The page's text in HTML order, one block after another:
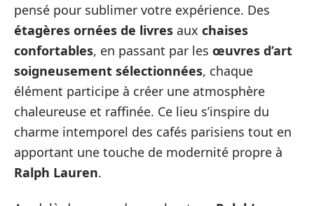
pensé pour sublimer votre expérience. Des
étagères ornées de livres aux chaises
confortables, en passant par les œuvres d’art
soigneusement sélectionnées, chaque
élément participe à créer une atmosphère
chaleureuse et raffinée. Ce lieu s’inspire du
charme intemporel des cafés parisiens tout en
apportant une touche de modernité propre à
Ralph Lauren.